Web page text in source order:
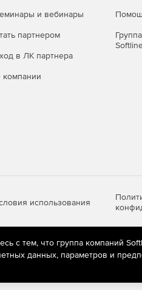
и вебинары
партнером
в ЛК партнера
использования
(информационные
«Интернет», находящихся
с тем, что группа компаний
данных, параметров и